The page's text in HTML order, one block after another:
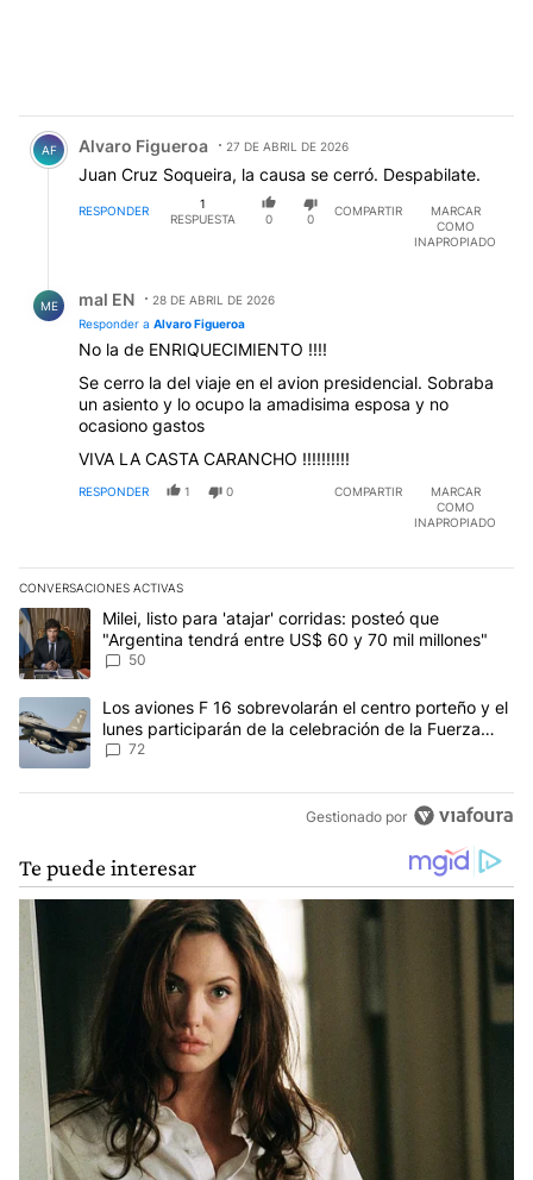
Comentario de Alvaro Figueroa.
AF Alvaro Figueroa 27 DE ABRIL DE 2026
Juan Cruz Soqueira, la causa se cerró. Despabilate.
RESPONDER
1
RESPUESTA
0 0
COMPARTIR
MARCAR
COMO
INAPROPIADO
ME mal EN
28 DE ABRIL DE 2026
Responder a Alvaro Figueroa
No la de ENRIQUECIMIENTO !!!!
Se cerro la del viaje en el avion presidencial. Sobraba
un asiento y lo ocupo la amadisima esposa y no
ocasiono gastos
VIVA LA CASTA CARANCHO !!!!!!!!!!
RESPONDER 1 0 COMPARTIR
MARCAR
COMO
INAPROPIADO
CONVERSACIONES ACTIVAS
Este listado muestra los artículos con más comentarios en los
Un artículo de tendencia con el título "Milei, listo para 'atajar'
Milei, listo para 'atajar' corridas: posteó que
"Argentina tendrá entre US$ 60 y 70 mil millones"
50
Un artículo de tendencia con el título "Los aviones F 16
Los aviones F 16 sobrevolarán el centro porteño y el
lunes participarán de la celebración de la Fuerza
Aérea
72
Gestionado por